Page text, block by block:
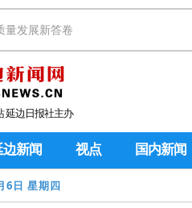
量发展新答卷
延边日报社主办
边新闻 视点 国内新闻
6日 星期四